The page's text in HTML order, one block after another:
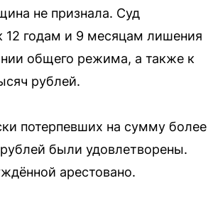
не признала. Суд
12 годам и 9 месяцам лишения
общего режима, а также к
рублей.
потерпевших на сумму более
были удовлетворены.
арестовано.